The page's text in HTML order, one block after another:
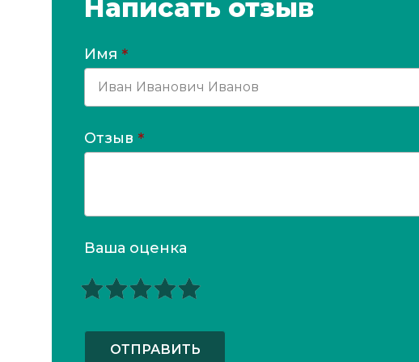
Написать отзыв
Имя *
Отзыв *
Ваша оценка
ОТПРАВИТЬ